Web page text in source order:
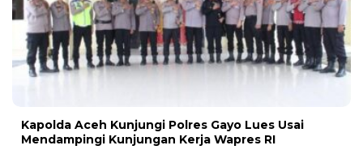
Kapolda Aceh Kunjungi Polres Gayo Lues Usai
Mendampingi Kunjungan Kerja Wapres RI